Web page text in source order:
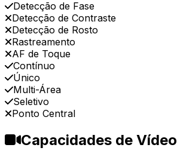
Detecção de Fase
Detecção de Contraste
Detecção de Rosto
Rastreamento
AF de Toque
Contínuo
Único
Multi-Área
Seletivo
Ponto Central
Capacidades de Vídeo